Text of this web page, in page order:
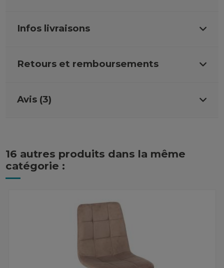
Infos livraisons
Retours et remboursements
Avis (3)
16 autres produits dans la même
catégorie :